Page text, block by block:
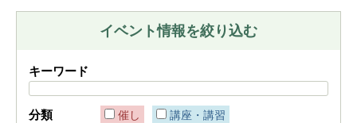
イベント情報を絞り込む
キーワード
分類 催し
講座・講習